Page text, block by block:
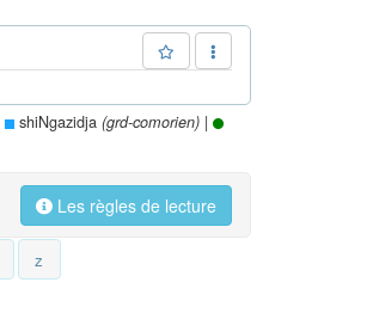
shiNgazidja (grd-comorien) |
Les règles de lecture
z